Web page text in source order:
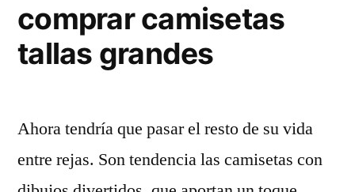
comprar camisetas
tallas grandes
Ahora tendría que pasar el resto de su vida
entre rejas. Son tendencia las camisetas con